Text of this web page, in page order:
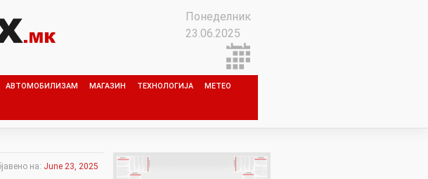
Понеделник
23.06.2025
АВТОМОБИЛИЗАМ МАГАЗИН ТЕХНОЛОГИЈА МЕТЕО
на: June 23, 2025